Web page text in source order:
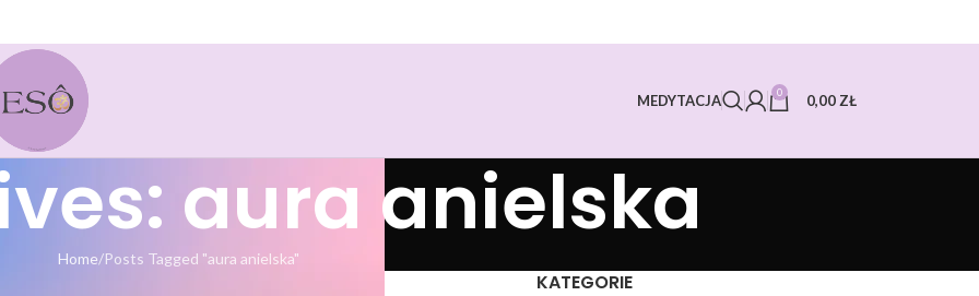
MEDYTACJA 0 0,00 ZŁ
aura anielska
Home Posts Tagged "aura anielska"
KATEGORIE